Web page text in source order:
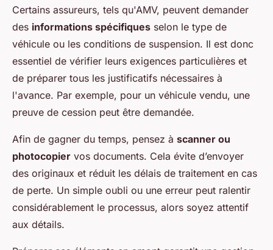
Certains assureurs, tels qu'AMV, peuvent demander
des informations spécifiques selon le type de
véhicule ou les conditions de suspension. Il est donc
essentiel de vérifier leurs exigences particulières et
de préparer tous les justificatifs nécessaires à
l'avance. Par exemple, pour un véhicule vendu, une
preuve de cession peut être demandée.
Afin de gagner du temps, pensez à scanner ou
photocopier vos documents. Cela évite d’envoyer
des originaux et réduit les délais de traitement en cas
de perte. Un simple oubli ou une erreur peut ralentir
considérablement le processus, alors soyez attentif
aux détails.